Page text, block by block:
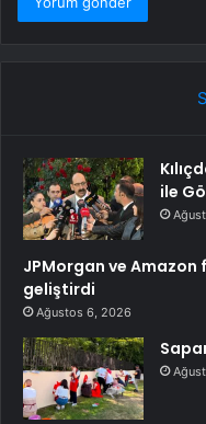
ile
JPMorgan ve
geliştirdi
Ağustos 6, 2026